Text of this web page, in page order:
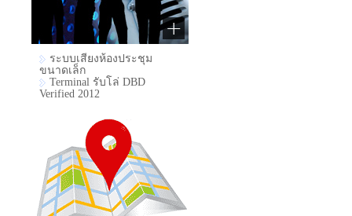
ระบบเสียงห้องประชุม
ขนาดเล็ก
Terminal รับโล่ DBD
Verified 2012